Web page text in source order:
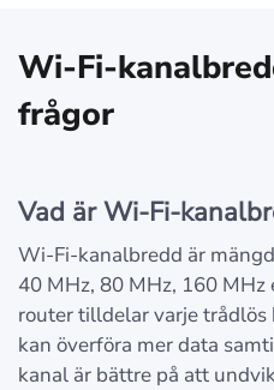
Wi-Fi-
frågor
Vad är Wi-Fi-
Wi-Fi-kanalbredd är
40 MHz, 80 MHz, 160
router tilldelar varje trådlös
kan överföra mer data
kanal är bättre på att